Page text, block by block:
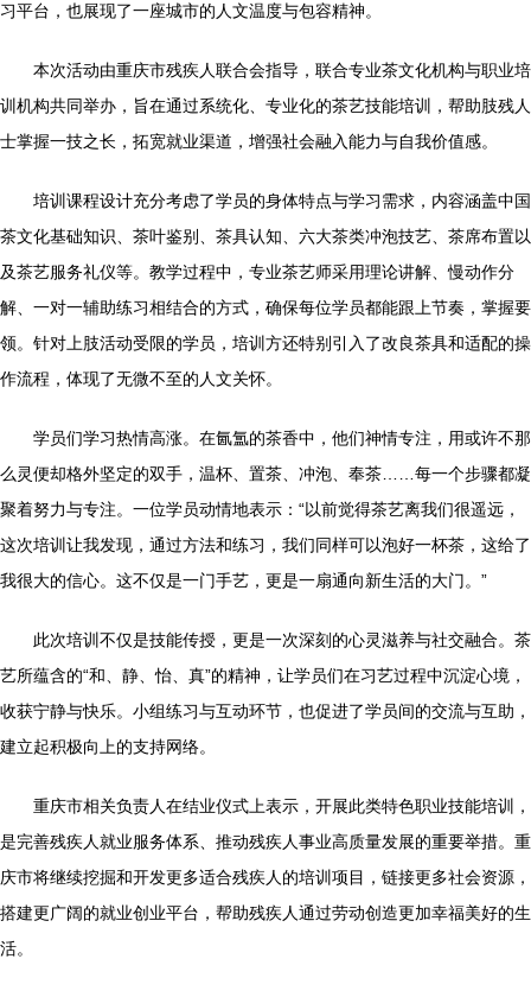
习平台，也展现了一座城市的人文温度与包容精神。
本次活动由重庆市残疾人联合会指导，联合专业茶文化机构与职业培
训机构共同举办，旨在通过系统化、专业化的茶艺技能培训，帮助肢残人
士掌握一技之长，拓宽就业渠道，增强社会融入能力与自我价值感。
培训课程设计充分考虑了学员的身体特点与学习需求，内容涵盖中国
茶文化基础知识、茶叶鉴别、茶具认知、六大茶类冲泡技艺、茶席布置以
及茶艺服务礼仪等。教学过程中，专业茶艺师采用理论讲解、慢动作分
解、一对一辅助练习相结合的方式，确保每位学员都能跟上节奏，掌握要
领。针对上肢活动受限的学员，培训方还特别引入了改良茶具和适配的操
作流程，体现了无微不至的人文关怀。
学员们学习热情高涨。在氤氲的茶香中，他们神情专注，用或许不那
么灵便却格外坚定的双手，温杯、置茶、冲泡、奉茶……每一个步骤都凝
聚着努力与专注。一位学员动情地表示：“以前觉得茶艺离我们很遥远，
这次培训让我发现，通过方法和练习，我们同样可以泡好一杯茶，这给了
我很大的信心。这不仅是一门手艺，更是一扇通向新生活的大门。”
此次培训不仅是技能传授，更是一次深刻的心灵滋养与社交融合。茶
艺所蕴含的“和、静、怡、真”的精神，让学员们在习艺过程中沉淀心境，
收获宁静与快乐。小组练习与互动环节，也促进了学员间的交流与互助，
建立起积极向上的支持网络。
重庆市相关负责人在结业仪式上表示，开展此类特色职业技能培训，
是完善残疾人就业服务体系、推动残疾人事业高质量发展的重要举措。重
庆市将继续挖掘和开发更多适合残疾人的培训项目，链接更多社会资源，
搭建更广阔的就业创业平台，帮助残疾人通过劳动创造更加幸福美好的生
活。